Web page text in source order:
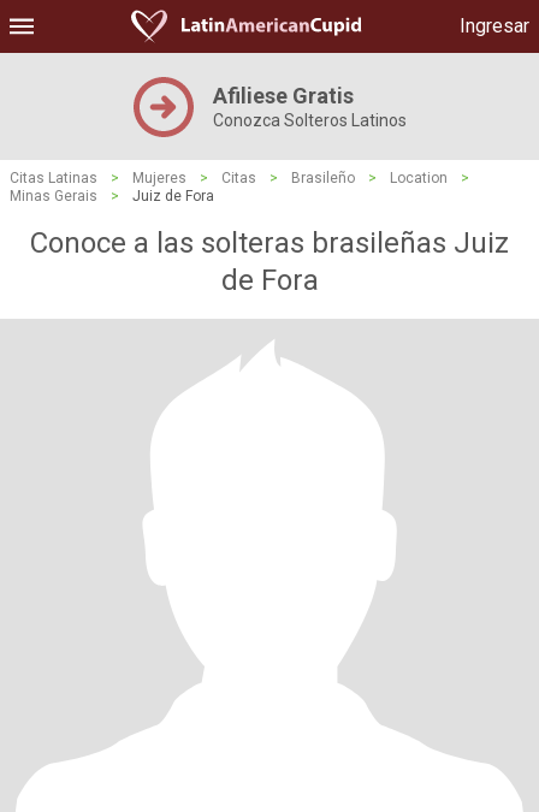
Ingresar
Afiliese Gratis
Conozca Solteros Latinos
Citas Latinas > Mujeres > Citas > Brasileño > Location
>
Minas Gerais
> Juiz de Fora
Conoce a las solteras brasileñas Juiz
de Fora